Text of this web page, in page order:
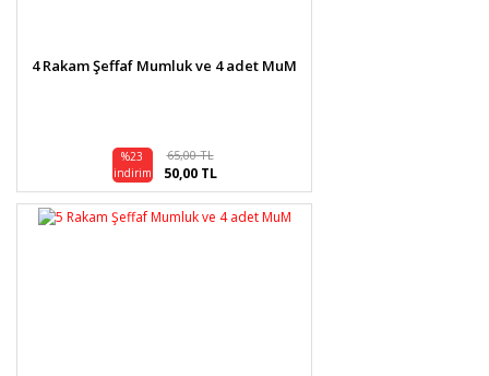
4 Rakam Şeffaf Mumluk ve 4 adet MuM
%23
indirim
65,00 TL
50,00 TL